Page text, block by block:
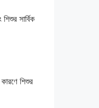
সার্বিক
শিশুর